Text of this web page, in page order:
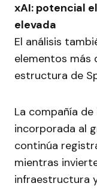
xAI: potencial
elevada
El análisis
elementos más
estructura de
La compañía
incorporada al
continúa
mientras
infraestructura